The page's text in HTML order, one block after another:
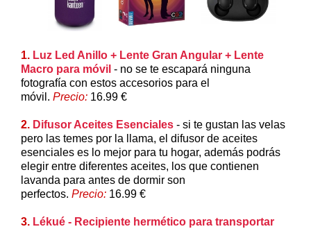
1. Luz Led Anillo + Lente Gran Angular + Lente
Macro para móvil - no se te escapará ninguna
fotografía con estos accesorios para el
móvil. Precio: 16.99 €
2. Difusor Aceites Esenciales - si te gustan las velas
pero las temes por la llama, el difusor de aceites
esenciales es lo mejor para tu hogar, además podrás
elegir entre diferentes aceites, los que contienen
lavanda para antes de dormir son
perfectos. Precio: 16.99 €
3. Lékué - Recipiente hermético para transportar